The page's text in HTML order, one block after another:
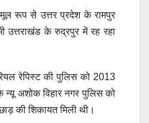
रूप से उत्तर प्रदेश के रामपुर
उत्तराखंड के रुद्रपुर में रह रहा
रेपिस्ट की पुलिस को 2013
अशोक विहार नगर पुलिस को
की शिकायत मिली थी।